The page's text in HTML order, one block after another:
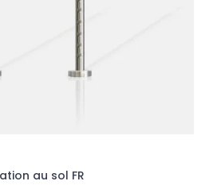
au sol FR